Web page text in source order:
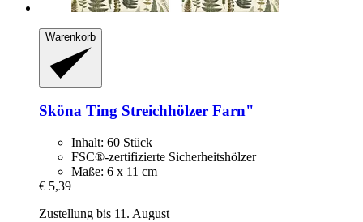
Warenkorb
Sköna Ting Streichhölzer Farn"
Inhalt: 60 Stück
FSC®-zertifizierte Sicherheitshölzer
Maße: 6 x 11 cm
€ 5,39
Zustellung bis 11. August